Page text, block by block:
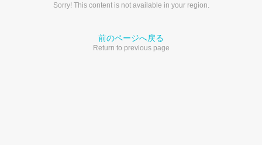
Sorry! This content is not available in your region.
前のページへ戻る
Return to previous page